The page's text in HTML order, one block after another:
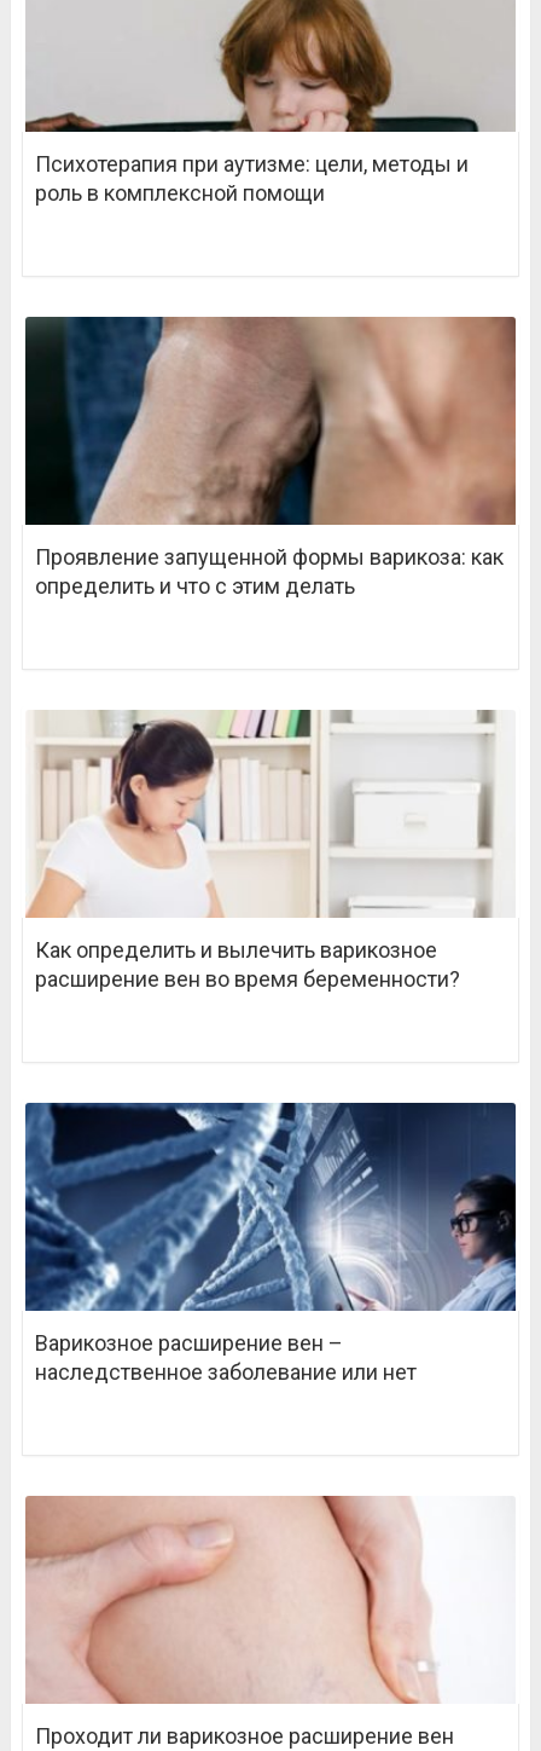
Психотерапия при аутизме: цели, методы и
роль в комплексной помощи
Проявление запущенной формы варикоза: как
определить и что с этим делать
Как определить и вылечить варикозное
расширение вен во время беременности?
Варикозное расширение вен –
наследственное заболевание или нет
Проходит ли варикозное расширение вен